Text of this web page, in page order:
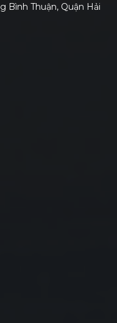
Bình Thuận, Quận Hải